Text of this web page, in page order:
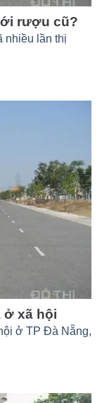
rượu cũ?
nhiều lần thị
ở xã hội
ở TP Đà Nẵng,